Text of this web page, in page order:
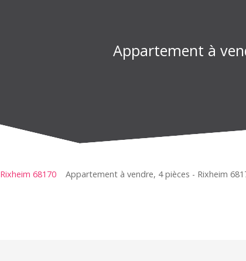
Appartement à
Rixheim 68170 Appartement à vendre, 4 pièces - Rixheim